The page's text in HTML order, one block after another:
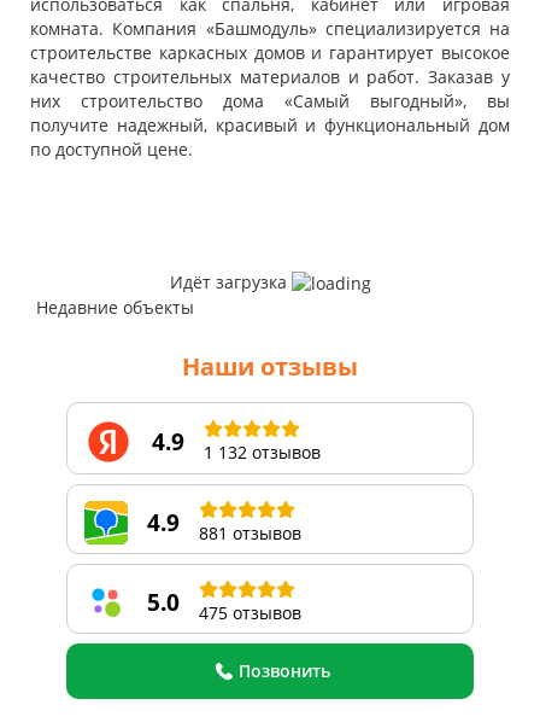
комната. Компания «Башмодуль» специализируется на
строительстве каркасных домов и гарантирует высокое
качество строительных материалов и работ. Заказав у
них строительство дома «Самый выгодный», вы
получите надежный, красивый и функциональный дом
по доступной цене.
Идёт загрузка
Недавние объекты
Наши отзывы
4.9 1 132 отзывов
4.9 881 отзывов
5.0 475 отзывов
Позвонить